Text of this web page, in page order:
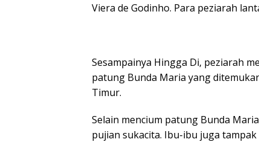
Viera de Godinho. Para peziarah
Sesampainya Hingga Di, peziarah
patung Bunda Maria yang
Timur.
Selain mencium patung Bunda
pujian sukacita. Ibu-ibu juga